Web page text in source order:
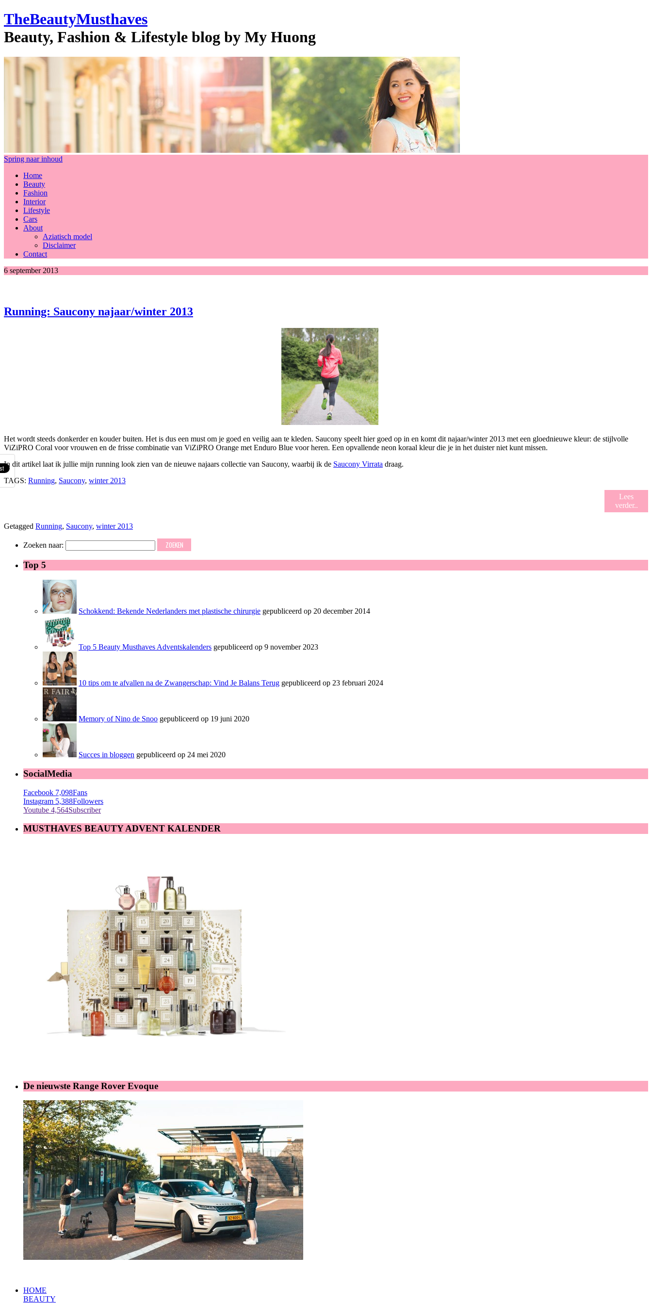
TheBeautyMusthaves
Beauty, Fashion & Lifestyle blog by My Huong
Spring naar inhoud
Home
Beauty
Fashion
Interior
Lifestyle
Cars
About
Aziatisch model
Disclaimer
Contact
6 september 2013
Running: Saucony najaar/winter 2013
Het wordt steeds donkerder en kouder buiten. Het is dus een must om je goed en veilig aan te kleden. Saucony speelt hier goed op in en komt dit najaar/winter 2013 met een gloednieuwe kleur: de stijlvolle
ViZiPRO Coral voor vrouwen en de frisse combinatie van ViZiPRO Orange met Enduro Blue voor heren. Een opvallende neon koraal kleur die je in het duister niet kunt missen.
In dit artikel laat ik jullie mijn running look zien van de nieuwe najaars collectie van Saucony, waarbij ik de Saucony Virrata draag.
TAGS: Running, Saucony, winter 2013
Lees
verder..
Getagged Running, Saucony, winter 2013
Zoeken naar:
Top 5
Schokkend: Bekende Nederlanders met plastische chirurgie gepubliceerd op 20 december 2014
Top 5 Beauty Musthaves Adventskalenders gepubliceerd op 9 november 2023
10 tips om te afvallen na de Zwangerschap: Vind Je Balans Terug gepubliceerd op 23 februari 2024
Memory of Nino de Snoo gepubliceerd op 19 juni 2020
Succes in bloggen gepubliceerd op 24 mei 2020
SocialMedia
Facebook 7,098Fans
Instagram 5,388Followers
Youtube 4,564Subscriber
MUSTHAVES BEAUTY ADVENT KALENDER
De nieuwste Range Rover Evoque
HOME
BEAUTY